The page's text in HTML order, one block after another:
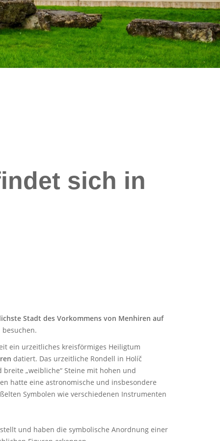
sich in
Stadt des Vorkommens von Menhiren auf
ein urzeitliches kreisförmiges Heiligtum
datiert. Das urzeitliche Rondell in Holíč
„weibliche“ Steine mit hohen und
hatte eine astronomische und insbesondere
Symbolen wie verschiedenen Instrumenten
und haben die symbolische Anordnung einer